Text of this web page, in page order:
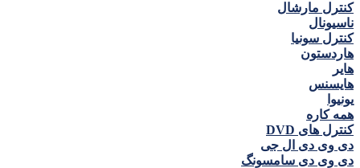
کنترل مارشال
ناسيونال
کنترل سونيا
هاردستون
هاير
هايسنس
يونيوا
همه كاره
کنترل های DVD
دی وی دی ال جی
دی وی دی سامسونگ